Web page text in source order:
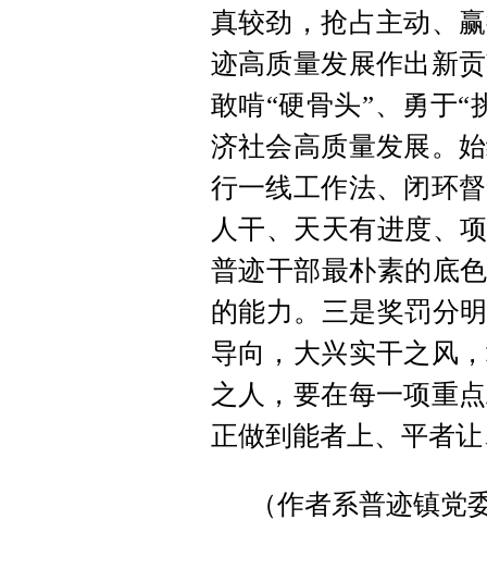
真较劲，抢占主动、
迹高质量发展作出新
敢啃“硬骨头”、勇于“
济社会高质量发展。
行一线工作法、闭环
人干、天天有进度、
普迹干部最朴素的底
的能力。三是奖罚分
导向，大兴实干之风
之人，要在每一项重
正做到能者上、平者
（作者系普迹镇党